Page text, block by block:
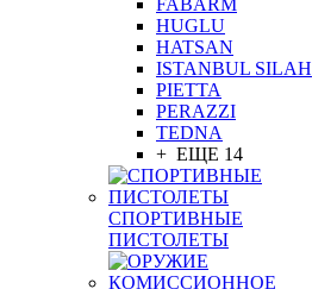
FABARM
HUGLU
HATSAN
ISTANBUL SILAH
PIETTA
PERAZZI
TEDNA
+ ЕЩЕ 14
СПОРТИВНЫЕ
ПИСТОЛЕТЫ